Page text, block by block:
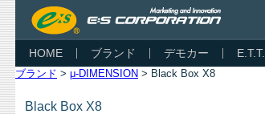
HOME ブランド デモカー
ブランド > μ-DIMENSION > Black Box X8
Black Box X8